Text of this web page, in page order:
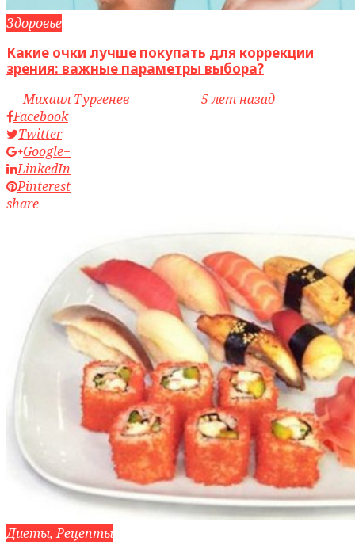
Здоровье
Какие очки лучше покупать для коррекции
зрения: важные параметры выбора?
byМихаил Тургенев
5 лет назад
Facebook
Twitter
Google+
LinkedIn
Pinterest
share
Диеты, Рецепты